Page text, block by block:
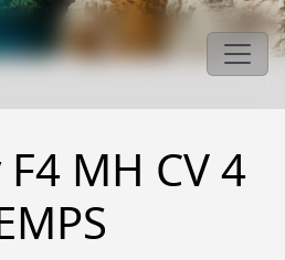
MH CV 4